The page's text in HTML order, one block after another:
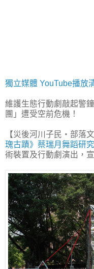
獨立媒體 YouTube播放
維護生態行動劇敲起警
團」遭受空前危機！
【災後河川子民‧部落
瑰古蹟》蔡瑞月舞蹈研
術裝置及行動劇演出，